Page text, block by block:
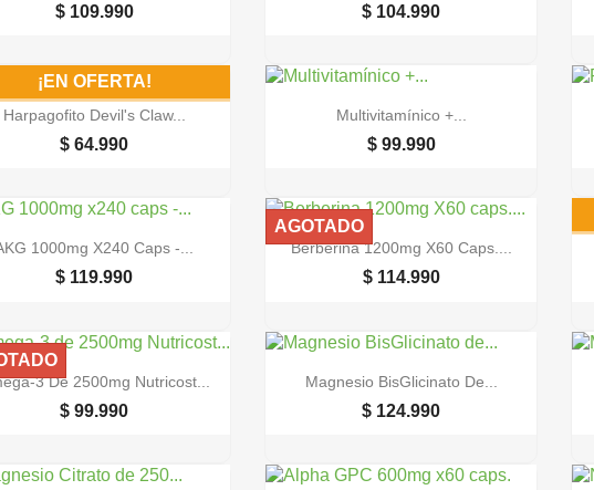
$ 109.990 $ 104.990
 Vista rápida
Harpagofito Devil's Claw...
$ 64.990
¡EN OFERTA!
 Vista rápida
Multivitamínico +...
$ 99.990
 Vista rápida
1000mg X240 Caps -...
$ 119.990
 Vista rápida
Berberina 1200mg X60 Caps....
$ 114.990
AGOTADO
 Vista rápida
3 De 2500mg Nutricost...
$ 99.990
 Vista rápida
Magnesio BisGlicinato De...
$ 124.990